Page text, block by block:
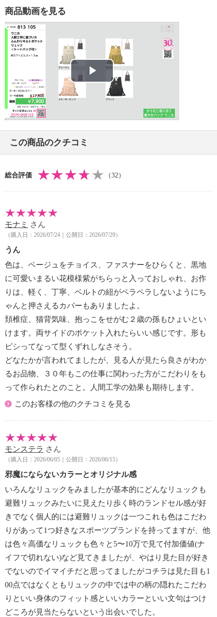
【付属品】
・トートバッグ
【素材】
・外側：合成皮革、ナイロン、ポリエステル
・内側：ポリエステル
・ハンドル：ポリプロピレン
・ストラップ：ナイロン、ポリエステル、ポリプロピ
レン
【サイズ】
・約縦３７ｃｍ×最大横２３．５ｃｍ×マチ１２ｃｍ
・ハンドル立ち上がり：約９ｃｍ
・Ａ４サイズ：不可
・約６８０ｇ
【メンテナンス】
・長時間照射による変退色注意
・摩擦による色落ち、色移り注意
【原産国（地）】
・ベトナム製
商品動画を見る
Play
Video
この商品のクチコミ
総合評価 （32）
モナミ さん
（購入日：2026/07/24｜公開日：2026/07/29）
うん
色は、ベージュをチョイス、ファスナーをひらくと、黒地
に可愛いまるい花模様紫がちらっと入っておしゃれ、お作
りは、軽く、丁寧、ベルトの紐がペラペラしないようにち
ゃんと押さえるカバーもありましたよ。
頚椎症、猫背気味、抱っこをせがむ２歳の孫もひょいとい
けます。両サイドのポケット入れたらいい感じです。形も
ピシってなって型くずれしなさそう。
どなたかが言われてましたが、見る人が見たら良さがわか
るお品物、３０年もこの仕事に関わった方がこだわりをも
って作られたとのこと。人間工学の効果も期待します。
このお客様の他のクチコミを見る
モンステラ さん
（購入日：2026/06/05｜公開日：2026/06/15）
邪魔にならないカラーとオリジナル感
いろんなリュックをみましたが基本的にどんなリュックも
避難リュックみたいに見えたり歩く時のランドセル感が好
きでなく個人的には避難リュックは一つこれも色はこだわ
りがあって1つ好きなスポーツブランドを持ってますが、他
は色々高価なリュックも色々と5〜10万で見て付加価値(ナ
イフで切れない)など見てきましたが、やはり見た目が好き
でないのでイマイチだと思ってましたがコチラは見た目も1
00点ではなくともリュックの中では中の柄の隠れたこだわ
りといい身体のフィット感といいカラーといい文句はつけ
どころが見当たらないという出会いでした。